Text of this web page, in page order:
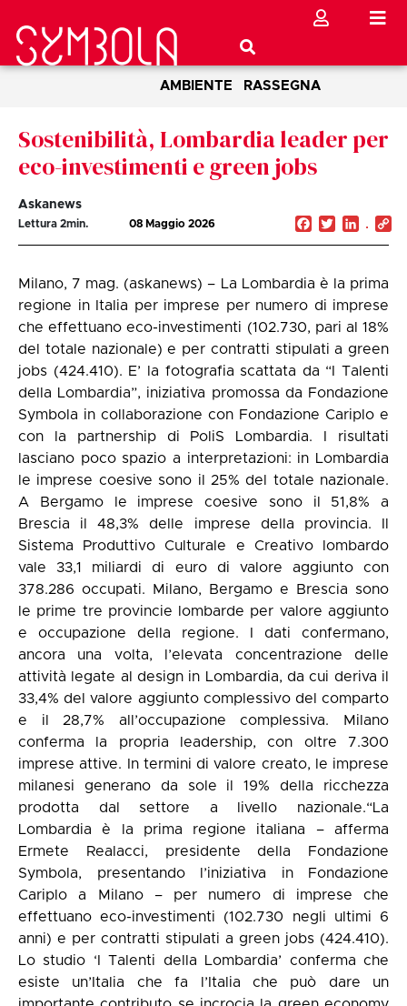
AMBIENTE RASSEGNA
Sostenibilità, Lombardia leader per
eco-investimenti e green jobs
Askanews
Lettura 2min. 08 Maggio 2026 Facebook
Twitter
Milano, 7 mag. (askanews) – La Lombardia è la prima
regione in Italia per imprese per numero di imprese
che effettuano eco-investimenti (102.730, pari al 18%
del totale nazionale) e per contratti stipulati a green
jobs (424.410). E’ la fotografia scattata da “I Talenti
della Lombardia”, iniziativa promossa da Fondazione
Symbola in collaborazione con Fondazione Cariplo e
con la partnership di PoliS Lombardia. I risultati
lasciano poco spazio a interpretazioni: in Lombardia
le imprese coesive sono il 25% del totale nazionale.
A Bergamo le imprese coesive sono il 51,8% a
Brescia il 48,3% delle imprese della provincia. Il
Sistema Produttivo Culturale e Creativo lombardo
vale 33,1 miliardi di euro di valore aggiunto con
378.286 occupati. Milano, Bergamo e Brescia sono
le prime tre provincie lombarde per valore aggiunto
e occupazione della regione. I dati confermano,
ancora una volta, l’elevata concentrazione delle
attività legate al design in Lombardia, da cui deriva il
33,4% del valore aggiunto complessivo del comparto
e il 28,7% all’occupazione complessiva. Milano
conferma la propria leadership, con oltre 7.300
imprese attive. In termini di valore creato, le imprese
milanesi generano da sole il 19% della ricchezza
prodotta dal settore a livello nazionale.“La
Lombardia è la prima regione italiana – afferma
Ermete Realacci, presidente della Fondazione
Symbola, presentando l’iniziativa in Fondazione
Cariplo a Milano – per numero di imprese che
effettuano eco-investimenti (102.730 negli ultimi 6
anni) e per contratti stipulati a green jobs (424.410).
Lo studio ‘I Talenti della Lombardia’ conferma che
esiste un’Italia che fa l’Italia che può dare un